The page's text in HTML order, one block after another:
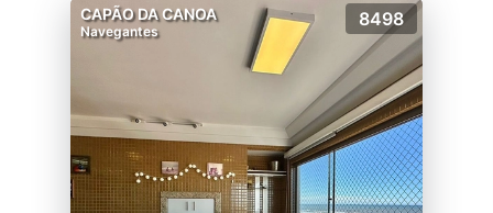
CAPÃO DA CANOA
Navegantes
8498